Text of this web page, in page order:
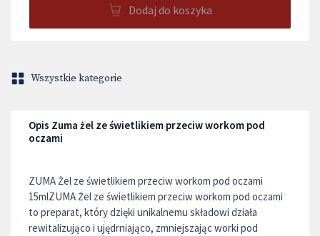
Dodaj do koszyka
Wszystkie kategorie
Opis Zuma żel ze świetlikiem przeciw workom pod
oczami
ZUMA Żel ze świetlikiem przeciw workom pod oczami
15mlZUMA Żel ze świetlikiem przeciw workom pod oczami
to preparat, który dzięki unikalnemu składowi działa
rewitalizująco i ujędrniająco, zmniejszając worki pod